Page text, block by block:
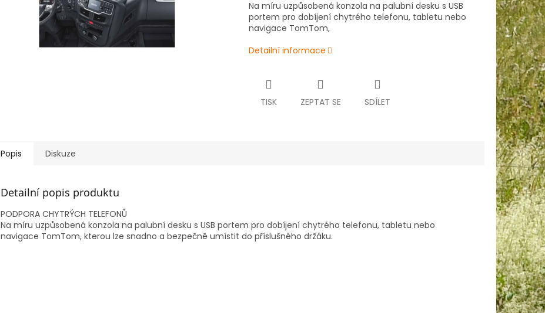
Na míru uzpůsobená konzola na palubní desku s USB
portem pro dobíjení chytrého telefonu, tabletu nebo
navigace TomTom,
Detailní informace
TISK ZEPTAT SE SDÍLET
Popis Diskuze
Detailní popis produktu
PODPORA CHYTRÝCH TELEFONŮ
Na míru uzpůsobená konzola na palubní desku s USB portem pro dobíjení chytrého telefonu, tabletu nebo
navigace TomTom, kterou lze snadno a bezpečně umístit do příslušného držáku.